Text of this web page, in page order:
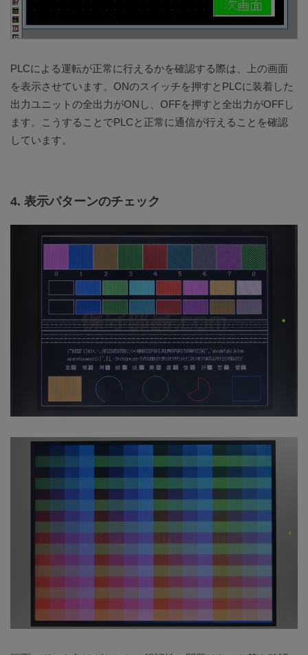
PLCによる運転が正常に行えるかを確認する際は、上の画面
を表示させています。ONのスイッチを押すとPLCに装着した
出力ユニットの全出力がONし、OFFを押すと全出力がOFFし
ます。こうすることでPLCと正常に通信が行えることを確認
しています。
4. 表示パターンのチェック